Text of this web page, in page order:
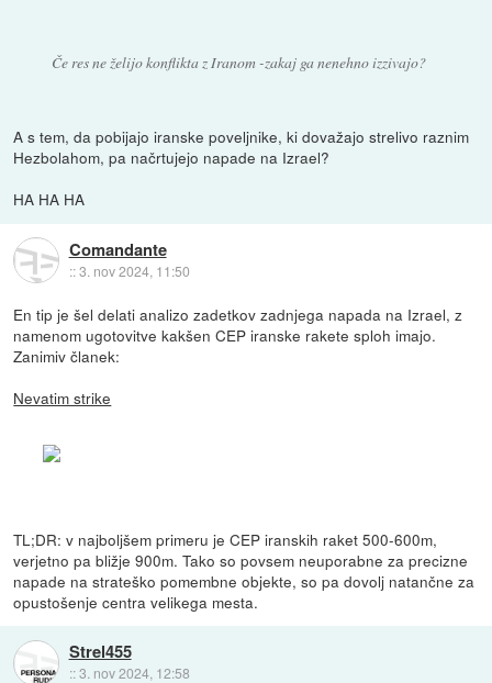
Če res ne želijo konflikta z Iranom -zakaj ga nenehno izzivajo?
A s tem, da pobijajo iranske poveljnike, ki dovažajo strelivo raznim
Hezbolahom, pa načrtujejo napade na Izrael?
HA HA HA
Comandante
::3. nov 2024, 11:50
En tip je šel delati analizo zadetkov zadnjega napada na Izrael, z
namenom ugotovitve kakšen CEP iranske rakete sploh imajo.
Zanimiv članek:
Nevatim strike
TL;DR: v najboljšem primeru je CEP iranskih raket 500-600m,
verjetno pa bližje 900m. Tako so povsem neuporabne za precizne
napade na strateško pomembne objekte, so pa dovolj natančne za
opustošenje centra velikega mesta.
Strel455
::3. nov 2024, 12:58